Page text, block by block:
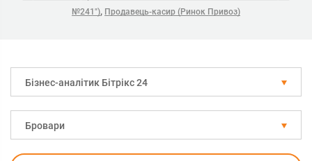
№241"), Продавець-касир (Ринок Привоз)
Бізнес-аналітик Бітрікс 24
Бровари